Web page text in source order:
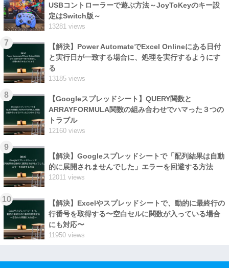
USBコントローラーで遊ぶ方法～JoyToKeyのキー設
定はSwitch版～
13281 views
7
【解決】Power AutomateでExcel Onlineにある日付
と実行日が一致する場合に、処理を実行するようにす
る
13185 views
8
【Googleスプレッドシート】QUERY関数と
ARRAYFORMULA関数の組み合わせでハマった３つの
トラブル
12160 views
9
【解決】Googleスプレッドシートで「配列結果は自動
的に展開されませんでした」エラーを回避する方法
12011 views
10
【解決】Excelやスプレッドシートで、動的に最終行の
行番号を取得する〜空白セルに関数が入っている場合
にも対応〜
11950 views